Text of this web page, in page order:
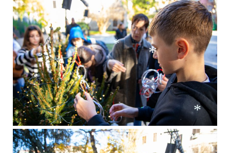
*
*
*
*
*
*
*
*
*